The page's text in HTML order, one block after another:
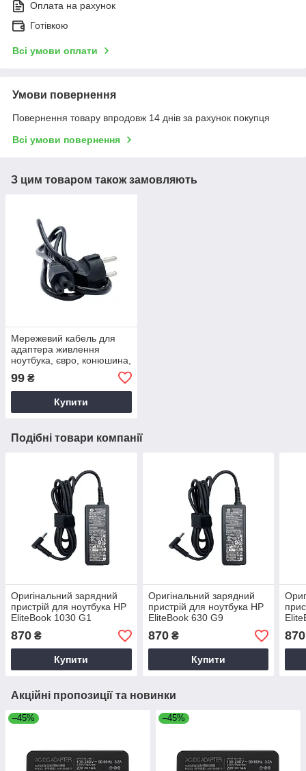
Оплата на рахунок
Готівкою
Всі умови оплати
Умови повернення
Повернення товару впродовж 14 днів за рахунок покупця
Всі умови повернення
З цим товаром також замовляють
Мережевий кабель для
адаптера живлення
ноутбука, євро, конюшина,
99 ₴
Купити
Подібні товари компанії
Оригінальний зарядний
пристрій для ноутбука HP
EliteBook 1030 G1
870 ₴
Купити
Оригінальний зарядний
пристрій для ноутбука HP
EliteBook 630 G9
870₴
Купити
870
Акційні пропозиції та новинки
–45% –45%